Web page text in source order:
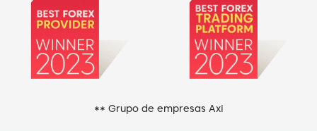
** Grupo de empresas Axi